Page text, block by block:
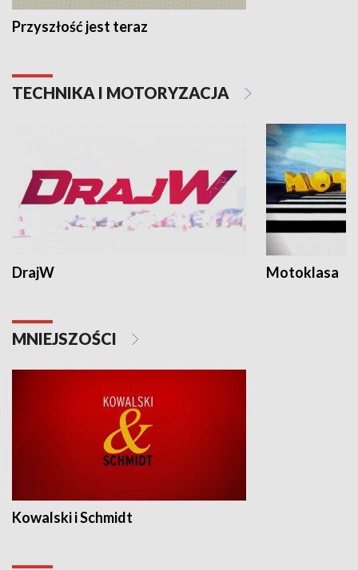
Przyszłość jest teraz
TECHNIKA I MOTORYZACJA
DrajW Motoklasa
MNIEJSZOŚCI
Kowalski i Schmidt